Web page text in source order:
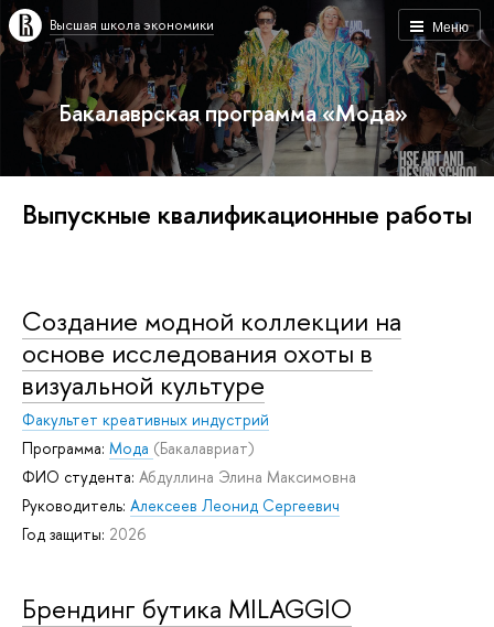
Меню
Высшая школа экономики
Бакалаврская программа «Мода»
Выпускные квалификационные работы
Создание модной коллекции на
основе исследования охоты в
визуальной культуре
Факультет креативных индустрий
Программа: Мода (Бакалавриат)
ФИО студента: Абдуллина Элина Максимовна
Руководитель: Алексеев Леонид Сергеевич
Год защиты: 2026
Брендинг бутика MILAGGIO